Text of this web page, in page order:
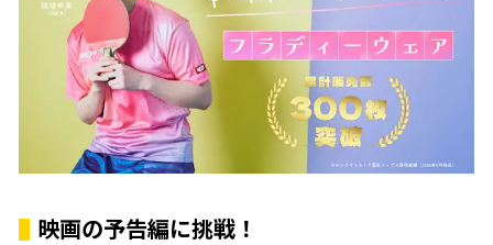
映画の予告編に挑戦！